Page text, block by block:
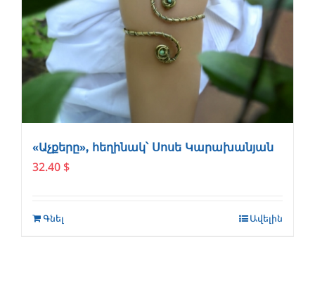
«Աչքերը», հեղինակ՝ Սոսե Կարախանյան
32.40 $
Գնել Ավելին